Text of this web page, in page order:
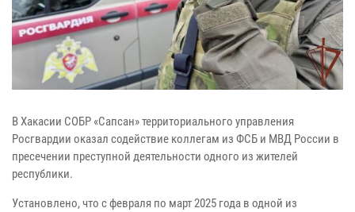
В Хакасии СОБР «Сапсан» территориального управления
Росгвардии оказал содействие коллегам из ФСБ и МВД России в
пресечении преступной деятельности одного из жителей
республики.
Установлено, что с февраля по март 2025 года в одной из